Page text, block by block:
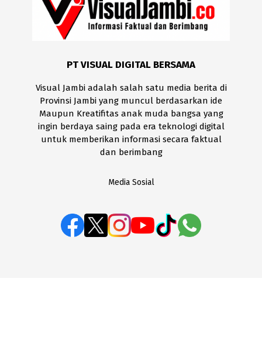
PT VISUAL DIGITAL BERSAMA
Visual Jambi adalah salah satu media berita di
Provinsi Jambi yang muncul berdasarkan ide
Maupun Kreatifitas anak muda bangsa yang
ingin berdaya saing pada era teknologi digital
untuk memberikan informasi secara faktual
dan berimbang
Media Sosial